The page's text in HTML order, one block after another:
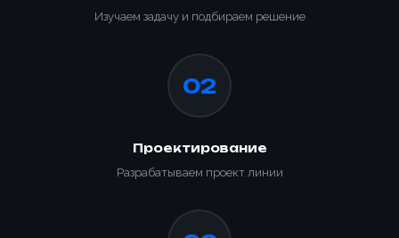
Изучаем задачу и подбираем решение
02
Проектирование
Разрабатываем проект линии